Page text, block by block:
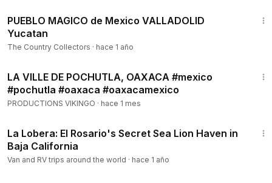
PUEBLO MAGICO de Mexico VALLADOLID
Yucatan
The Country Collectors · hace 1 año
LA VILLE DE POCHUTLA, OAXACA #mexico
#pochutla #oaxaca #oaxacamexico
PRODUCTIONS VIKINGO · hace 1 mes
La Lobera: El Rosario's Secret Sea Lion Haven in
Baja California
Van and RV trips around the world · hace 1 año